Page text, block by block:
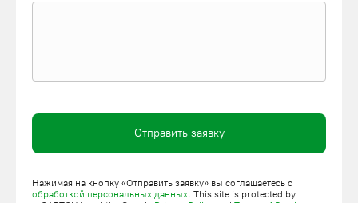
или по телефону.
Отправить заявку
Нажимая на кнопку «Отправить заявку» вы соглашаетесь с
обработкой персональных данных. This site is protected by